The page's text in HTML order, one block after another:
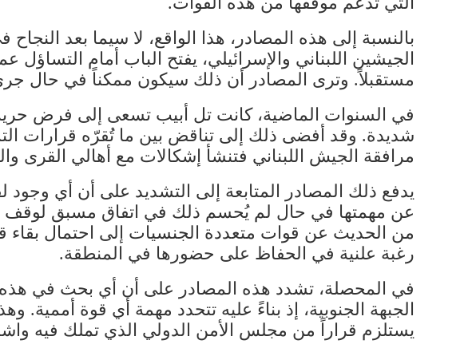
بالنسبة إلى هذه المصادر، هذا الواقع، لا سيما بعد
الجيشين اللبناني والإسرائيلي، يفتح الباب أمام
مستقبلاً. وترى المصادر أن ذلك سيكون ممكناً في حال
في السنوات الماضية، كانت تل أبيب تسعى إلى فرض
شديدة. وقد أفضى ذلك إلى تناقض بين ما تُقرّه قرارات
مرافقة الجيش اللبناني فتنشأ إشكالات مع أهالي القرى
يدفع ذلك المصادر المتابعة إلى التشديد على أن أي
عن مهمتها في حال لم يُحسم ذلك في اتفاق مسبق لوقف
من الحديث عن قوات متعددة الجنسيات إلى احتمال بقاء
رغبة علنية في الحفاظ على حضورها في المنطقة.
في المحصلة، تشدد هذه المصادر على أن أي بحث في هذه
الجبهة الجنوبية، إذ بناءً عليه تتحدد مهمة أي قوة أممية.
يستلزم قراراً من ​مجلس الأمن الدولي​ الذي تملك فيه